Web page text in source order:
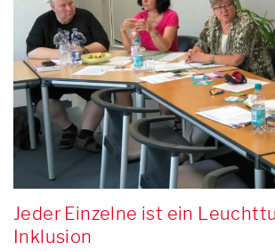
Jeder Einzelne ist ein
Inklusion